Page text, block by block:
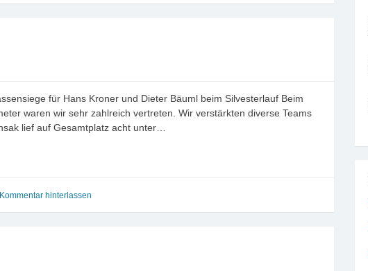
für Hans Kroner und Dieter Bäuml beim Silvesterlauf Beim
waren wir sehr zahlreich vertreten. Wir verstärkten diverse Teams
lief auf Gesamtplatz acht unter…
Kommentar hinterlassen